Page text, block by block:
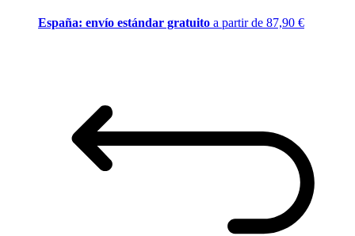
España: envío estándar gratuito a partir de 87,90 €